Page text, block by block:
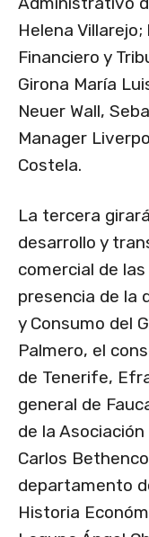
Helena
Financiero y
Girona María
Neuer Wall,
Manager
Costela.
La tercera
desarrollo y
comercial de las
presencia de la
y Consumo del
Palmero, el
de Tenerife,
general de
de la
Carlos
departamento
Historia